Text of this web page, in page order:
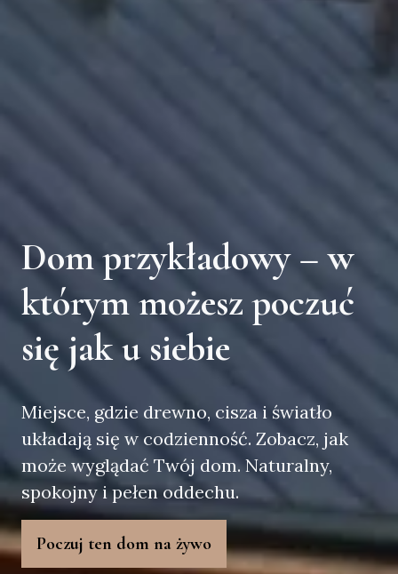
Dom przykładowy – w
którym możesz poczuć
się jak u siebie
Miejsce, gdzie drewno, cisza i światło
układają się w codzienność. Zobacz, jak
może wyglądać Twój dom. Naturalny,
spokojny i pełen oddechu.
Poczuj ten dom na żywo